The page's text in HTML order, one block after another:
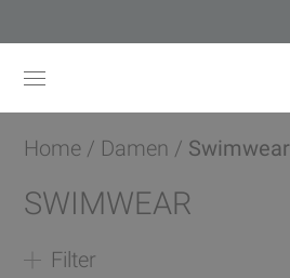
Home / Damen / Swimwear
SWIMWEAR
Filter